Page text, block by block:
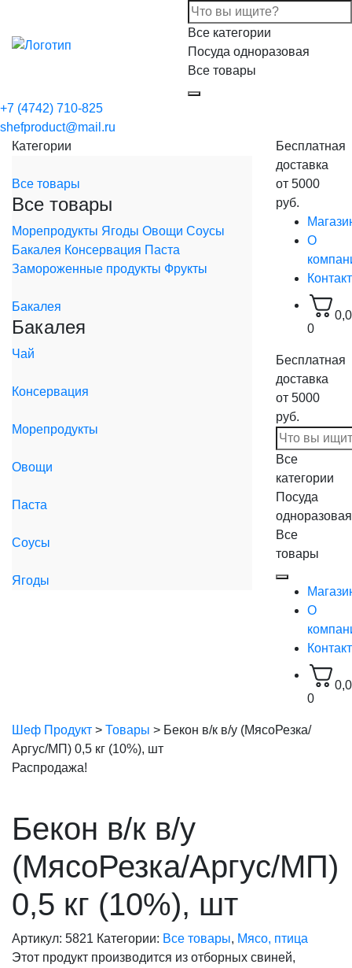
Все категории
Посуда одноразовая
Все товары
+7 (4742) 710-825
shefproduct@mail.ru
Категории
Все товары
Все товары
Морепродукты Ягоды Овощи Соусы
Бакалея Консервация Паста
Замороженные продукты Фрукты
Бакалея
Бакалея
Чай
Консервация
Морепродукты
Овощи
Паста
Соусы
Ягоды
Бесплатная
доставка
от 5000
руб.
О
0
Бесплатная
доставка
от 5000
руб.
Все
категории
Посуда
одноразовая
Все
товары
О
0
Шеф Продукт > Товары > Бекон в/к в/у (МясоРезка/
Аргус/МП) 0,5 кг (10%), шт
Распродажа!
Бекон в/к в/у
(МясоРезка/Аргус/МП)
0,5 кг (10%), шт
Артикул: 5821 Категории: Все товары, Мясо, птица
Этот продукт производится из отборных свиней,